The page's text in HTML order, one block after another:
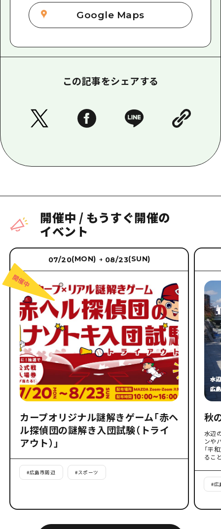
Google Maps
この記事をシェアする
開催中 / もうすぐ開催の
イベント
07/20(MON) → 08/23(SUN)
カープオリジナル謎解きゲーム「赤ヘ
ル探偵団の謎解き入団試験（トライ
アウト）」
#広島市周辺 #スポーツ
秋
水辺
ンや
「平
るこ
#広